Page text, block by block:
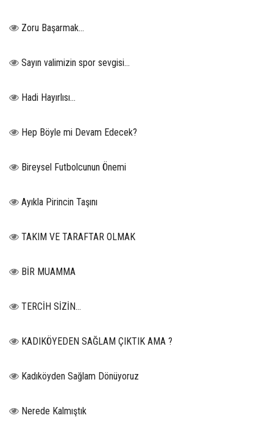
Zoru Başarmak…
Sayın valimizin spor sevgisi…
Hadi Hayırlısı…
Hep Böyle mi Devam Edecek?
Bireysel Futbolcunun Önemi
Ayıkla Pirincin Taşını
TAKIM VE TARAFTAR OLMAK
BİR MUAMMA
TERCİH SİZİN…
KADIKÖYEDEN SAĞLAM ÇIKTIK AMA ?
Kadıköyden Sağlam Dönüyoruz
Nerede Kalmıştık